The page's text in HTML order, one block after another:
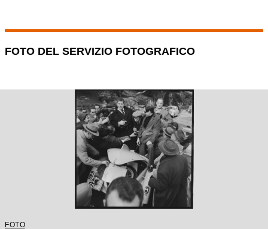
FOTO DEL SERVIZIO FOTOGRAFICO
FOTO